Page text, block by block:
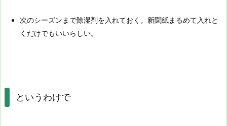
次のシーズンまで除湿剤を入れておく。新聞紙まるめて入れと
くだけでもいいらしい。
というわけで